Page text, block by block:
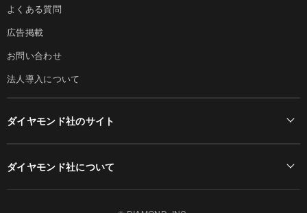
よくある質問
広告掲載
お問い合わせ
法人導入について
ダイヤモンド社のサイト
ダイヤモンド社について